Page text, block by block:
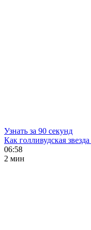
Узнать за 90 секунд
Как голливудская
06:58
2 мин